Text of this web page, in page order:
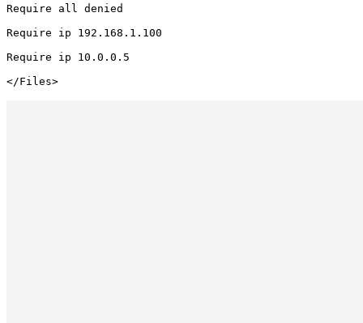
Require all denied
Require ip 192.168.1.100
Require ip 10.0.0.5
</Files>